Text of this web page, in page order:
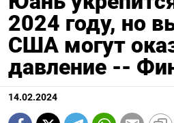
2024 году, но
США могут
давление --
14.02.2024